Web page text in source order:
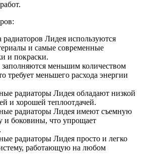
радиаторов Лидея используются
и самые современные
и покраски.
меньшим количеством
требует меньшего расхода энергии
радиаторы Лидея обладают низкой
и хорошей теплоотдачей.
радиаторы Лидея имеют съемную
и боковины, что упрощает
радиаторы Лидея просто и легко
работающую на любом